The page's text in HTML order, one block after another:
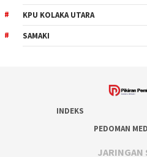
KPU KOLAKA UTARA
SAMAKI
INDEKS
PEDOMAN
JARINGAN